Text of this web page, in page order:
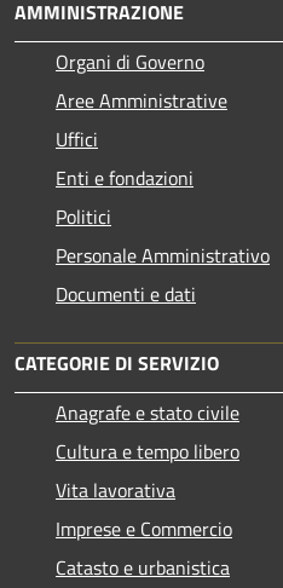
AMMINISTRAZIONE
Organi di Governo
Aree Amministrative
Uffici
Enti e fondazioni
Politici
Personale Amministrativo
Documenti e dati
CATEGORIE DI SERVIZIO
Anagrafe e stato civile
Cultura e tempo libero
Vita lavorativa
Imprese e Commercio
Catasto e urbanistica